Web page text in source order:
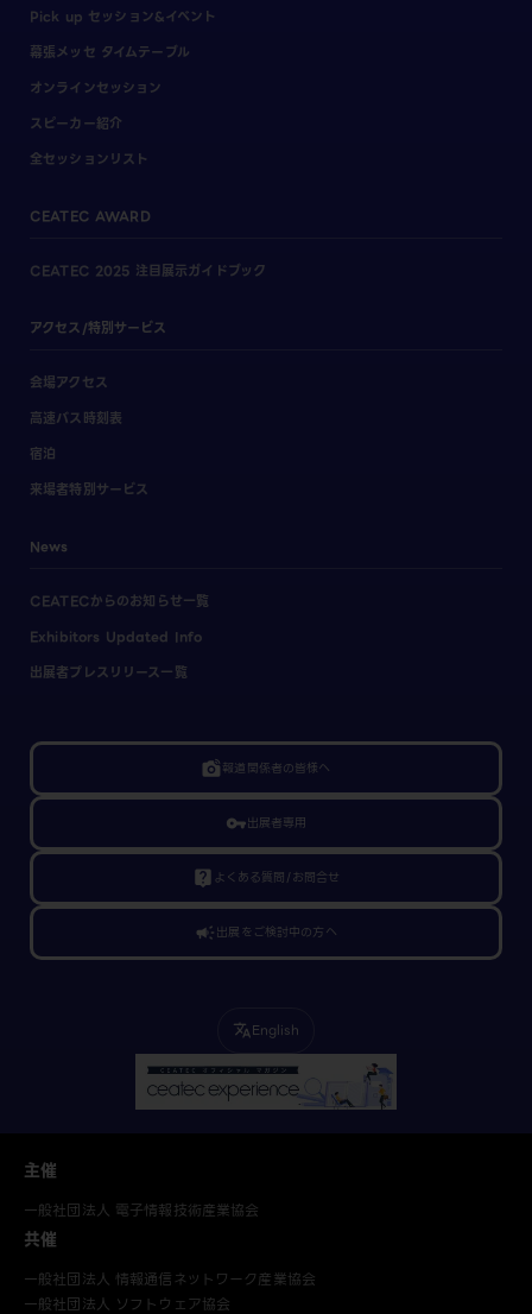
Pick up セッション&イベント
幕張メッセ タイムテーブル
オンラインセッション
スピーカー紹介
全セッションリスト
CEATEC AWARD
CEATEC 2025 注目展示ガイドブック
アクセス/特別サービス
会場アクセス
高速バス時刻表
宿泊
来場者特別サービス
News
CEATECからのお知らせ一覧
Exhibitors Updated Info
出展者プレスリリース一覧
linked_camera報道関係者の皆様へ
vpn_key出展者専用
live_help よくある質問/お問合せ
campaign出展をご検討中の方へ
translateEnglish
主催
一般社団法人 電子情報技術産業協会
共催
一般社団法人 情報通信ネットワーク産業協会
一般社団法人 ソフトウェア協会